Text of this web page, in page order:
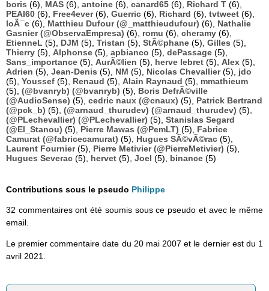
boris (6), MAS (6), antoine (6), canard65 (6), Richard T (6),
PEAI60 (6), Free4ever(6), Guerric (6), Richard (6), tvtweet (6),
loÃ¯c (6), Matthieu Dufour (@_matthieudufour) (6), Nathalie
Gasnier (@ObservaEmpresa) (6), romu (6), cheramy (6),
EtienneL (5), DJM (5), Tristan (5), StÃ©phane (5), Gilles (5),
Thierry (5), Alphonse (5), apbianco (5), dePassage (5),
Sans_importance (5), AurÃ©lien (5), herve lebret (5), Alex (5),
Adrien (5), Jean-Denis (5), NM (5), Nicolas Chevallier(5), jdo
(5), Youssef (5), Renaud (5), Alain Raynaud (5), mmathieum
(5), (@bvanryb) (@bvanryb) (5), Boris DefrÃ©ville
(@AudioSense) (5), cedric naux (@cnaux) (5), Patrick Bertrand
(@pck_b) (5), (@arnaud_thurudev) (@arnaud_thurudev) (5),
(@PLechevallier) (@PLechevallier) (5), Stanislas Segard
(@El_Stanou) (5), Pierre Mawas (@PemLT) (5), Fabrice
Camurat (@fabricecamurat) (5), Hugues SÃ©vÃ©rac (5),
Laurent Fournier(5), Pierre Metivier (@PierreMetivier) (5),
Hugues Severac (5), hervet (5), Joel (5), binance (5)
Contributions sous le pseudo Philippe
32 commentaires ont été soumis sous ce pseudo et avec le même
email.
Le premier commentaire date du 20 mai 2007 et le dernier est du 1
avril 2021.